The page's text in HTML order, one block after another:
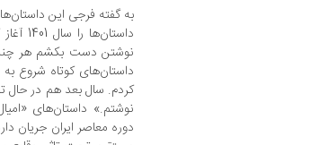
نوشتن دست بکشم هر
داستان‌های کوتاه شروع
کردم. سال بعد هم در حال
نوشتم.» داستان‌های
دوره معاصر ایران جریان